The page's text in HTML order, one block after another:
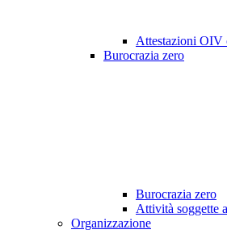
Attestazioni OIV
Burocrazia zero
Burocrazia zero
Attività soggette
Organizzazione